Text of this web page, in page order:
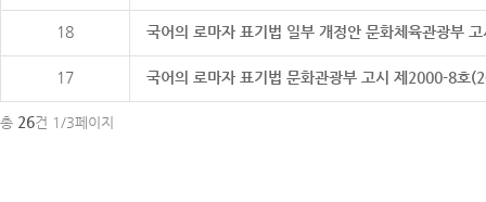
18 국어의 로마자 표기법 일부 개정안 문화체육관광부
17 국어의 로마자 표기법 문화관광부 고시 제2000-8호
총 26건 1/3페이지